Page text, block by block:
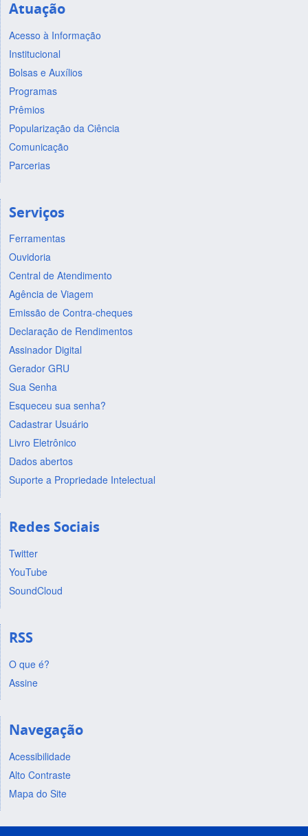
Atuação
Acesso à Informação
Institucional
Bolsas e Auxílios
Programas
Prêmios
Popularização da Ciência
Comunicação
Parcerias
Serviços
Ferramentas
Ouvidoria
Central de Atendimento
Agência de Viagem
Emissão de Contra-cheques
Declaração de Rendimentos
Assinador Digital
Gerador GRU
Sua Senha
Esqueceu sua senha?
Cadastrar Usuário
Livro Eletrônico
Dados abertos
Suporte a Propriedade Intelectual
Redes Sociais
Twitter
YouTube
SoundCloud
RSS
O que é?
Assine
Navegação
Acessibilidade
Alto Contraste
Mapa do Site